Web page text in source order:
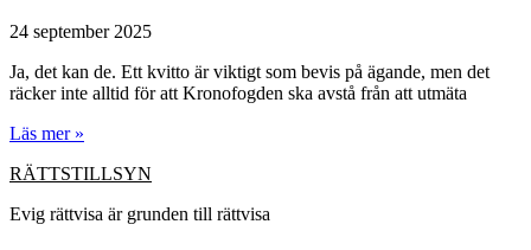
24 september 2025
Ja, det kan de. Ett kvitto är viktigt som bevis på ägande, men det
räcker inte alltid för att Kronofogden ska avstå från att utmäta
Läs mer »
RÄTTSTILLSYN
Evig rättvisa är grunden till rättvisa